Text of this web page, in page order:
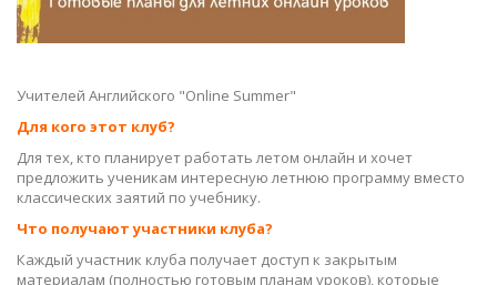
Учителей Английского "Online Summer"
Для кого этот клуб?
Для тех, кто планирует работать летом онлайн и хочет
предложить ученикам интересную летнюю программу вместо
классических заятий по учебнику.
Что получают участники клуба?
Каждый участник клуба получает доступ к закрытым
материалам (полностью готовым планам уроков), которые